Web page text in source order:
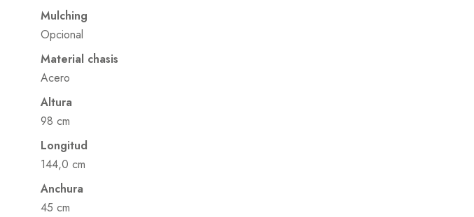
Mulching
Opcional
Material chasis
Acero
Altura
98 cm
Longitud
144,0 cm
Anchura
45 cm